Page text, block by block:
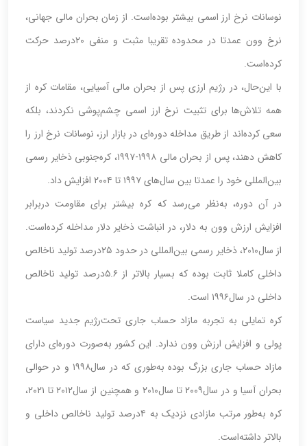
نوسانات نرخ ارز اسمی بیشتر بوده‌است. از زمان بحران مالی جهانی،
نرخ وون عمدتا در محدوده تقریبا مثبت و منفی ۲۰‌درصد حرکت
کرده‌است.
با این‌حال، در رژیم ارزی پس از بحران مالی آسیایی، مقامات کره از
همه تلاش‌ها برای تثبیت نرخ ارز اسمی چشم‌پوشی نکردند، بلکه
سعی کرده‌اند از طریق مداخله دوره‌‌‌‌‌‌ای در بازار ارز، نوسانات نرخ ارز را
کاهش دهند، پس از بحران مالی ۱۹۹۸-۱۹۹۷، کره‌جنوبی ذخایر رسمی
بین‌المللی خود را عمدتا بین سال‌های ۱۹۹۷ تا ۲۰۰۴ افزایش داد.
در آن دوره، به‌نظر می‌رسد که کره بیشتر برای مقاومت در‌برابر
افزایش ارزش وون به دلار، در انباشت ذخایر دلار مداخله کرده‌است.
از سال‌۲۰۱۰، ذخایر رسمی بین‌المللی در حدود ۲۵‌درصد تولید ناخالص
داخلی کاملا ثابت بوده‌ که بسیار بالاتر از ۵.۶‌درصد تولید ناخالص
داخلی در سال‌۱۹۹۶ است.
کره تمایلی به تجربه مازاد حساب جاری تحت‌رژیم جدید سیاست
پولی و افزایش ارزش وون ندارد. این کشور به‌صورت دوره‌‌‌‌‌‌ای دارای
مازاد حساب جاری بزرگ بوده به‌طوری که در سال‌۱۹۹۸ و در حوالی
بحران آسیا و در سال‌۲۰۰۹ تا سال‌۲۰۱۰ و همچنین از سال‌۲۰۱۲ تا ۲۰۲۱،
کره به‌طور مرتب مازادی نزدیک به ۴‌درصد تولید ناخالص داخلی و
بالاتر داشته‌است.